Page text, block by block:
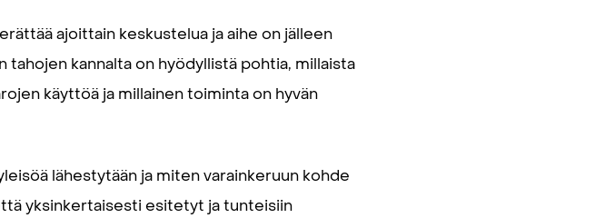
ajoittain keskustelua ja aihe on jälleen
kannalta on hyödyllistä pohtia, millaista
käyttöä ja millainen toiminta on hyvän
lähestytään ja miten varainkeruun kohde
yksinkertaisesti esitetyt ja tunteisiin